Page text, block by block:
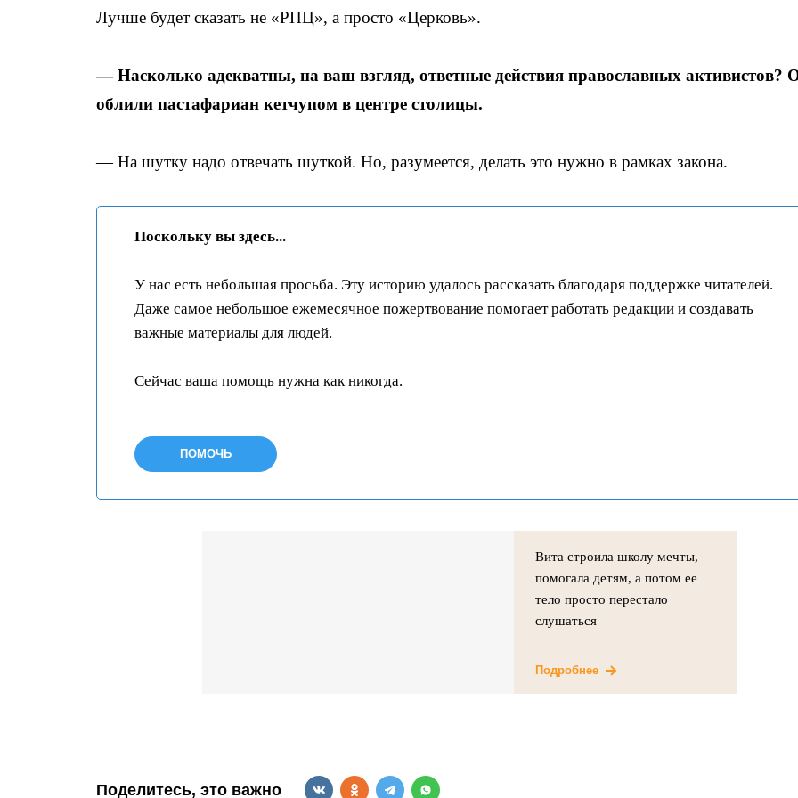
Лучше будет сказать не «РПЦ», а просто «Церковь».
— Насколько адекватны, на ваш взгляд, ответные действия православных активистов?
облили пастафариан кетчупом в центре столицы.
— На шутку надо отвечать шуткой. Но, разумеется, делать это нужно в рамках закона.
Поскольку вы здесь...
У нас есть небольшая просьба. Эту историю удалось рассказать благодаря поддержке читателей.
Даже самое небольшое ежемесячное пожертвование помогает работать редакции и создавать
важные материалы для людей.
Сейчас ваша помощь нужна как никогда.
ПОМОЧЬ
Вита строила школу мечты,
помогала детям, а потом ее
тело просто перестало
слушаться
Подробнее
Поделитесь, это важно